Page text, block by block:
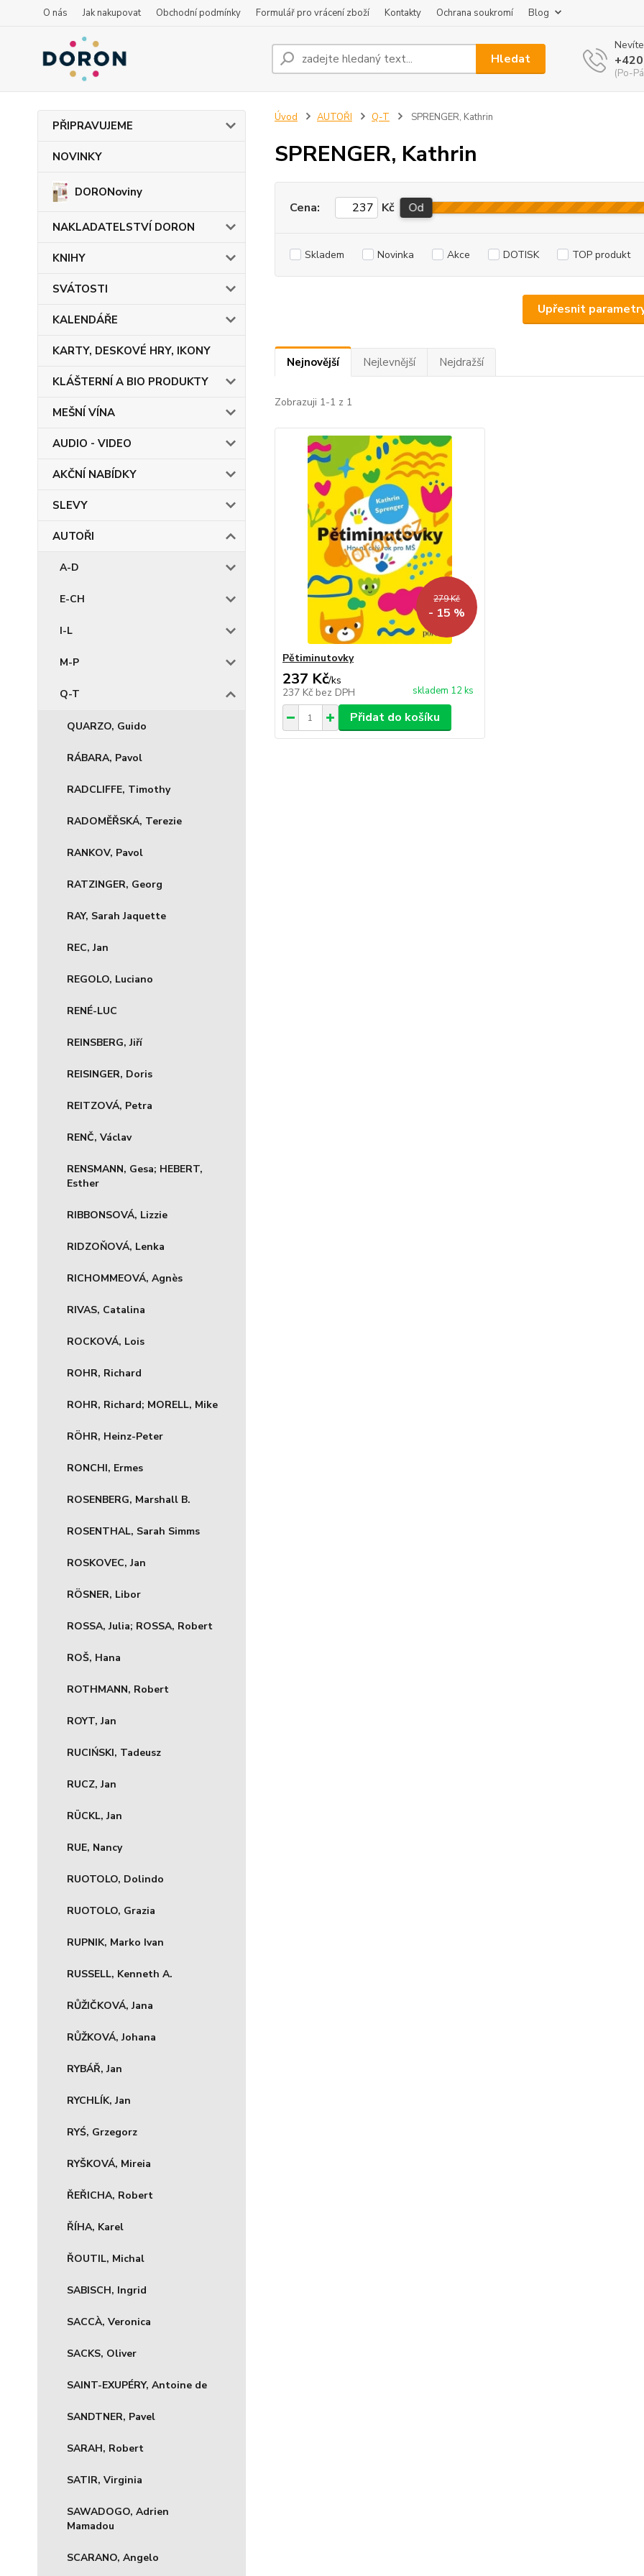
O nás Jak nakupovat Obchodní podmínky Formulář pro vrácení zboží Kontakty Ochrana soukromí Blog
Hledat
(Po-
PŘIPRAVUJEME
NOVINKY
DORONoviny
NAKLADATELSTVÍ DORON
KNIHY
SVÁTOSTI
KALENDÁŘE
KARTY, DESKOVÉ HRY, IKONY
KLÁŠTERNÍ A BIO PRODUKTY
MEŠNÍ VÍNA
AUDIO - VIDEO
AKČNÍ NABÍDKY
SLEVY
AUTOŘI
A-D
E-CH
I-L
M-P
Q-T
QUARZO, Guido
RÁBARA, Pavol
RADCLIFFE, Timothy
RADOMĚŘSKÁ, Terezie
RANKOV, Pavol
RATZINGER, Georg
RAY, Sarah Jaquette
REC, Jan
REGOLO, Luciano
RENÉ-LUC
REINSBERG, Jiří
REISINGER, Doris
REITZOVÁ, Petra
RENČ, Václav
RENSMANN, Gesa; HEBERT,
Esther
RIBBONSOVÁ, Lizzie
RIDZOŇOVÁ, Lenka
RICHOMMEOVÁ, Agnès
RIVAS, Catalina
ROCKOVÁ, Lois
ROHR, Richard
ROHR, Richard; MORELL, Mike
RÖHR, Heinz-Peter
RONCHI, Ermes
ROSENBERG, Marshall B.
ROSENTHAL, Sarah Simms
ROSKOVEC, Jan
RÖSNER, Libor
ROSSA, Julia; ROSSA, Robert
ROŠ, Hana
ROTHMANN, Robert
ROYT, Jan
RUCIŃSKI, Tadeusz
RUCZ, Jan
RÜCKL, Jan
RUE, Nancy
RUOTOLO, Dolindo
RUOTOLO, Grazia
RUPNIK, Marko Ivan
RUSSELL, Kenneth A.
RŮŽIČKOVÁ, Jana
RŮŽKOVÁ, Johana
RYBÁŘ, Jan
RYCHLÍK, Jan
RYŚ, Grzegorz
RYŠKOVÁ, Mireia
ŘEŘICHA, Robert
ŘÍHA, Karel
ŘOUTIL, Michal
SABISCH, Ingrid
SACCÀ, Veronica
SACKS, Oliver
SAINT-EXUPÉRY, Antoine de
SANDTNER, Pavel
SARAH, Robert
SATIR, Virginia
SAWADOGO, Adrien
Mamadou
SCARANO, Angelo
Úvod AUTOŘI Q-T SPRENGER, Kathrin
SPRENGER, Kathrin
Upřesnit
Cena: Kč Od
Skladem Novinka Akce DOTISK TOP produkt
Nejnovější Nejlevnější Nejdražší
Zobrazuji 1-1 z 1
279 Kč
- 15 %
Pětiminutovky
237 Kč/ks
237 Kč bez DPH skladem 12 ks
Přidat do košíku